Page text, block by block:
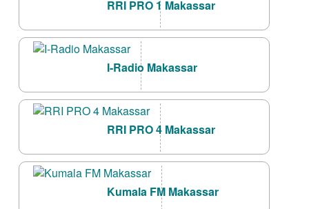
RRI PRO 1 Makassar
I-Radio Makassar
RRI PRO 4 Makassar
Kumala FM Makassar